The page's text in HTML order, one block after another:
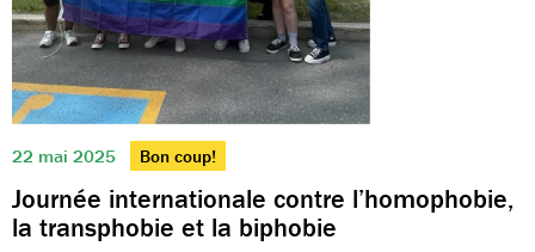
22 mai 2025 Bon coup!
Journée internationale contre l’homophobie,
la transphobie et la biphobie